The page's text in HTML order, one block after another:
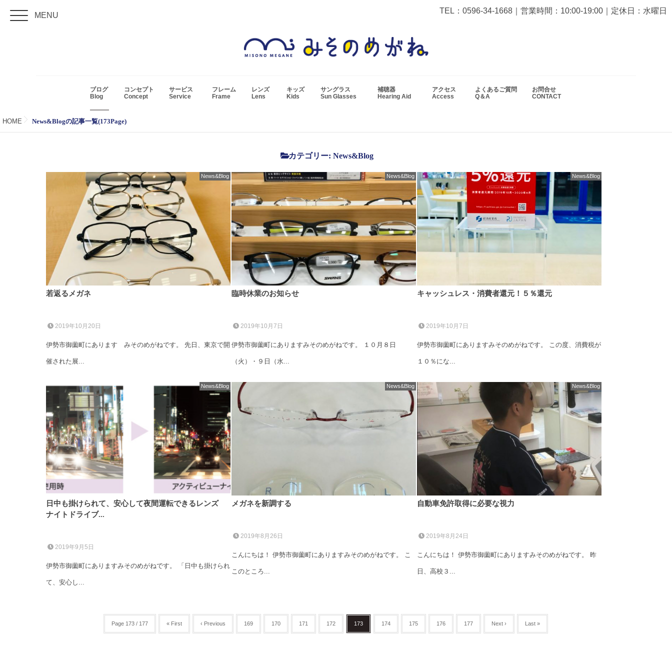
MENU
TEL：0596-34-1668 ｜営業時間：10:00-19:00｜定休日：水曜日
ブログ
Blog
コンセプト
Concept
サービス
Service
フレーム
Frame
レンズ
Lens
キッズ
Kids
サングラス
Sun Glasses
補聴器
Hearing Aid
アクセス
Access
よくあるご質問
Q＆A
お問合せ
CONTACT
HOME News&Blogの記事一覧(173Page)
カテゴリー: News&Blog
News&Blog
若返るメガネ
2019年10月20日
伊勢市御薗町にあります みそのめがねです。 先日、東京で開
催された展...
News&Blog
臨時休業のお知らせ
2019年10月7日
伊勢市御薗町にありますみそのめがねです。 １０月８日
（火）・９日（水...
News&Blog
キャッシュレス・消費者還元！５％還元
2019年10月7日
伊勢市御薗町にありますみそのめがねです。 この度、消費税が
１０％にな...
News&Blog
日中も掛けられて、安心して夜間運転できるレンズ
ナイトドライブ...
2019年9月5日
伊勢市御薗町にありますみそのめがねです。 「日中も掛けられ
て、安心し...
News&Blog
メガネを新調する
2019年8月26日
こんにちは！ 伊勢市御薗町にありますみそのめがねです。 こ
このところ...
News&Blog
自動車免許取得に必要な視力
2019年8月24日
こんにちは！ 伊勢市御薗町にありますみそのめがねです。 昨
日、高校３...
Page 173 / 177 « First ‹ Previous 169 170 171 172 173 174 175 176 177 Next › Last »